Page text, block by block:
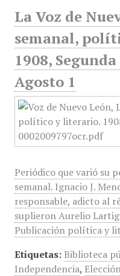
La Voz de
semanal,
1908,
Agosto 1
Periódico que varió su
semanal. Ignacio J.
responsable, adicto al
suplieron Aurelio
Publicación política y
Etiquetas: Biblioteca
Independencia,